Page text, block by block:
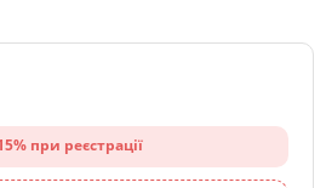
при реєстрації